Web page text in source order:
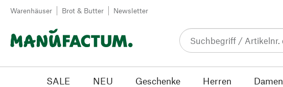
Zum Inhalt springen
Warenhäuser Brot & Butter Newsletter
SALE NEU Geschenke Herren Damen